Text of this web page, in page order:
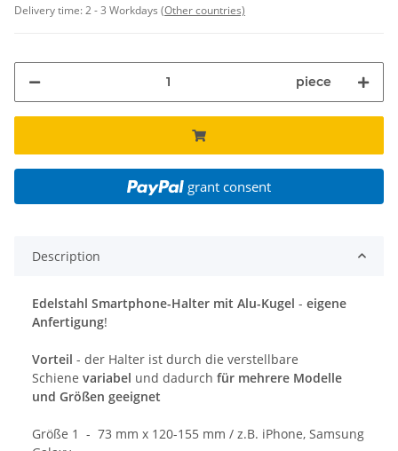
Delivery time:2 - 3 Workdays (Other countries)
piece
grant consent
Description
Edelstahl Smartphone-Halter mit Alu-Kugel - eigene
Anfertigung!
Vorteil - der Halter ist durch die verstellbare
Schiene variabel und dadurch für mehrere Modelle
und Größen geeignet
Größe 1 - 73 mm x 120-155 mm / z.B. iPhone, Samsung